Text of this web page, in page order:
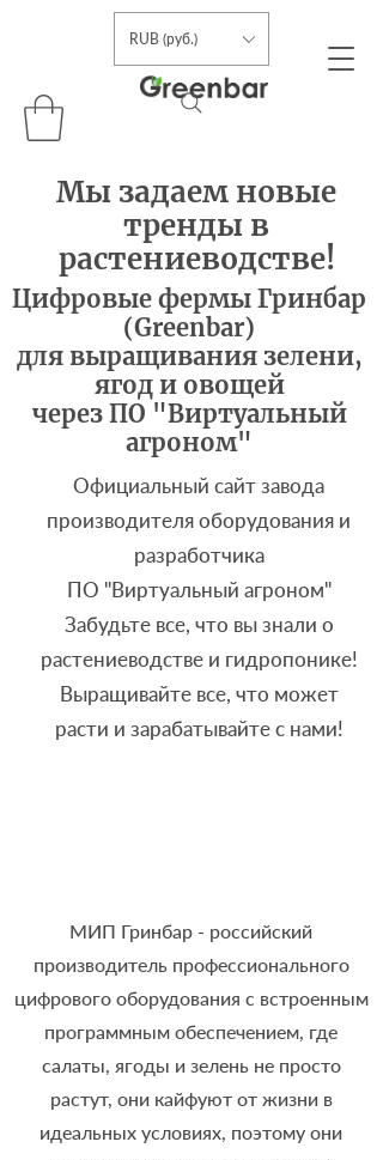
RUB (руб.)
Мы задаем новые
тренды в
растениеводстве!
Цифровые фермы Гринбар
(Greenbar)
для выращивания зелени,
ягод и овощей
через ПО "Виртуальный
агроном"
Официальный сайт завода
производителя оборудования и
разработчика
ПО "Виртуальный агроном"
Забудьте все, что вы знали о
растениеводстве и гидропонике!
Выращивайте все, что может
расти и зарабатывайте с нами!
МИП Гринбар - российский
производитель профессионального
цифрового оборудования с встроенным
программным обеспечением, где
салаты, ягоды и зелень не просто
растут, они кайфуют от жизни в
идеальных условиях, поэтому они